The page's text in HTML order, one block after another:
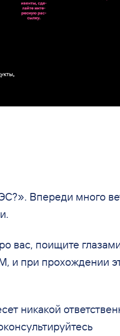
Впереди много
вас, поищите
и при прохождении
никакой